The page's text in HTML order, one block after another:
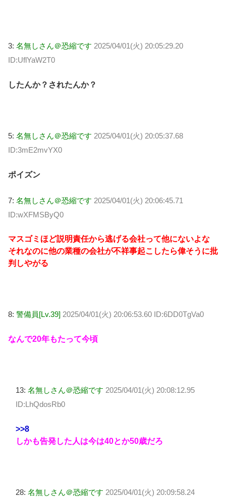
3: 名無しさん＠恐縮です 2025/04/01(火) 20:05:29.20
ID:UflYaW2T0
したんか？されたんか？
5: 名無しさん＠恐縮です 2025/04/01(火) 20:05:37.68
ID:3mE2mvYX0
ポイズン
7: 名無しさん＠恐縮です 2025/04/01(火) 20:06:45.71
ID:wXFMSByQ0
マスゴミほど説明責任から逃げる会社って他にないよな
それなのに他の業種の会社が不祥事起こしたら偉そうに批
判しやがる
8: 警備員[Lv.39] 2025/04/01(火) 20:06:53.60 ID:6DD0TgVa0
なんで20年もたって今頃
13: 名無しさん＠恐縮です 2025/04/01(火) 20:08:12.95
ID:LhQdosRb0
>>8
しかも告発した人は今は40とか50歳だろ
28: 名無しさん＠恐縮です 2025/04/01(火) 20:09:58.24